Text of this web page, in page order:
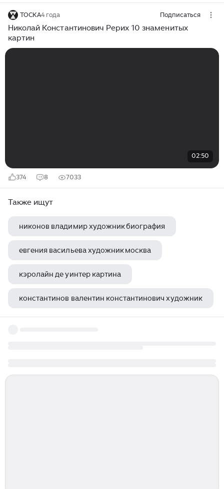
ТОСКА4 года Подписаться
Николай Константинович Рерих 10 знаменитых
картин
02:50
374 8 7033
Также ищут
никонов владимир художник биография
евгения васильева художник москва
кэролайн де уинтер картина
константинов валентин константинович художник